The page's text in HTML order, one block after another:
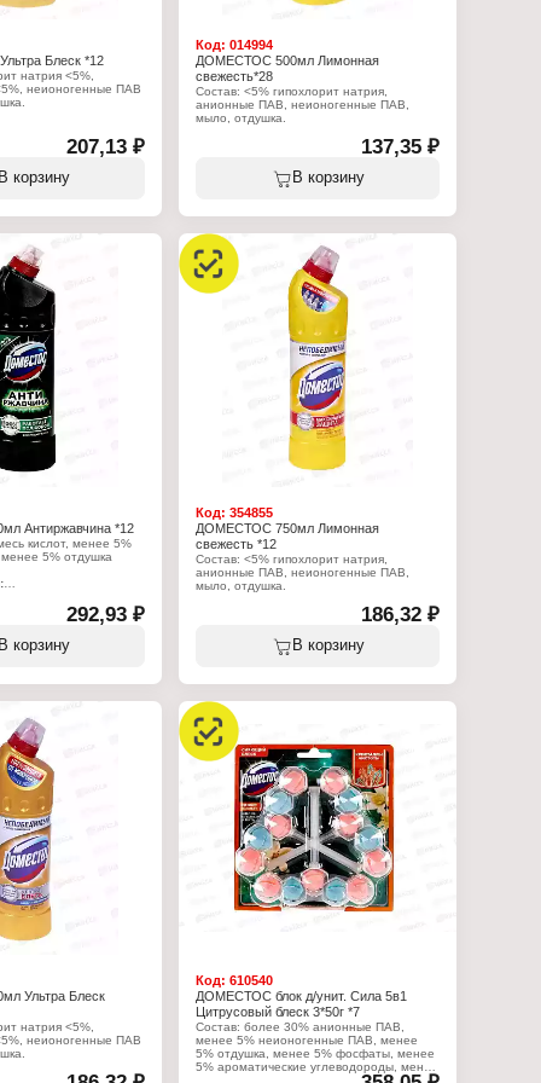
Блеск *12
натрия <5%,
неионогенные ПАВ
Арнест ЮниРусь
средство
207,13 ₽
В корзину
Код:014994
ДОМЕСТОС 500мл Лимонная
свежесть*28
Состав: <5% гипохлорит натрия,
анионные ПАВ, неионогенные ПАВ,
мыло, отдушка.
Производитель: Арнест ЮниРусь
Бренд: Доместос
Тип товара: Чистящее средство
Форма выпуска: гель
Объем: 500 мл
137,35 ₽
В корзину
Антиржавчина *12
кислот, менее 5%
5% отдушка
средство292,93 ₽
В корзину
Код:354855
ДОМЕСТОС 750мл Лимонная
свежесть *12
Состав: <5% гипохлорит натрия,
анионные ПАВ, неионогенные ПАВ,
мыло, отдушка.
Производитель: Арнест ЮниРусь
Бренд: Доместос
Тип товара: Чистящее средство
Форма выпуска: гель
Объем: 750 мл
186,32 ₽
В корзину
Ультра Блеск
натрия <5%,
неионогенные ПАВ
Код:610540
ДОМЕСТОС блок д/унит. Сила 5в1
Цитрусовый блеск 3*50г *7
Состав: более 30% анионные ПАВ,
менее 5% неионогенные ПАВ, менее
5% отдушка, менее 5% фосфаты, менее
5% ароматические углеводороды, менее
5% линалоол, менее 5% лимонен,